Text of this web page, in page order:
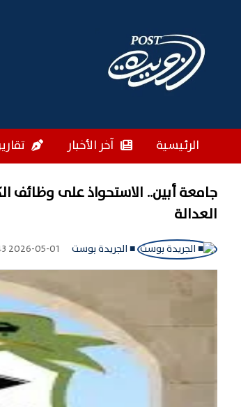
الرئيسية آخر الأخبار
جامعة أبين.. الاستحواذ على وظائف
العدالة
■ الجريدة بوست 2026-05-01 12:43 ص